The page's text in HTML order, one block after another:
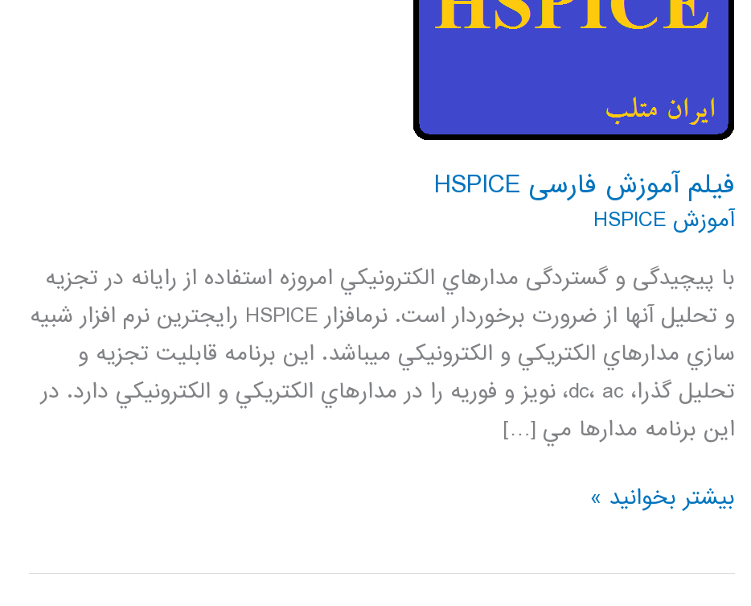
فیلم آموزش فارسی HSPICE
آموزش HSPICE
با پیچیدگی و گستردگی مدارهاي الكترونيكي امروزه استفاده از رایانه در تجزيه
و تحليل آن­ها از ضرورت برخوردار است. نرم­افزار HSPICE رایج­ترین نرم­ افزار شبيه
سازي مدارهاي الكتريكي و الكترونيكي مي­باشد. اين برنامه قابليت تجزيه و
تحليل­ گذرا، dc، ac، نویز و فوریه را در مدارهاي الكتريكي و الكترونيكي دارد. در
این برنامه مدارها مي […]
فیلم
فارسی
بیشتر بخوانید »